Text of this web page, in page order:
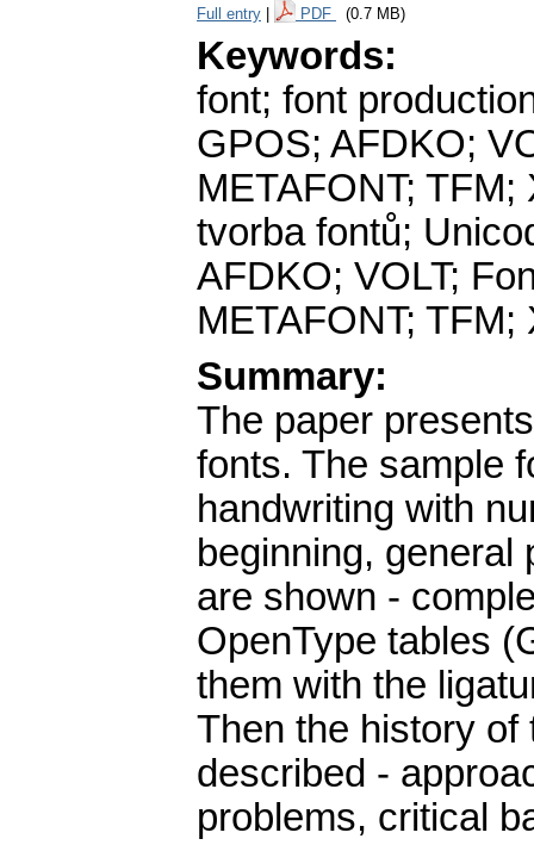
Full entry PDF (0.7 MB)
Keywords:
font; font
GPOS; AFDKO;
METAFONT; TFM;
tvorba fontů;
AFDKO; VOLT;
METAFONT; TFM;
Summary:
The paper
fonts. The sample
handwriting with
beginning,
are shown -
OpenType tables
them with the
Then the history of
described -
problems, critical